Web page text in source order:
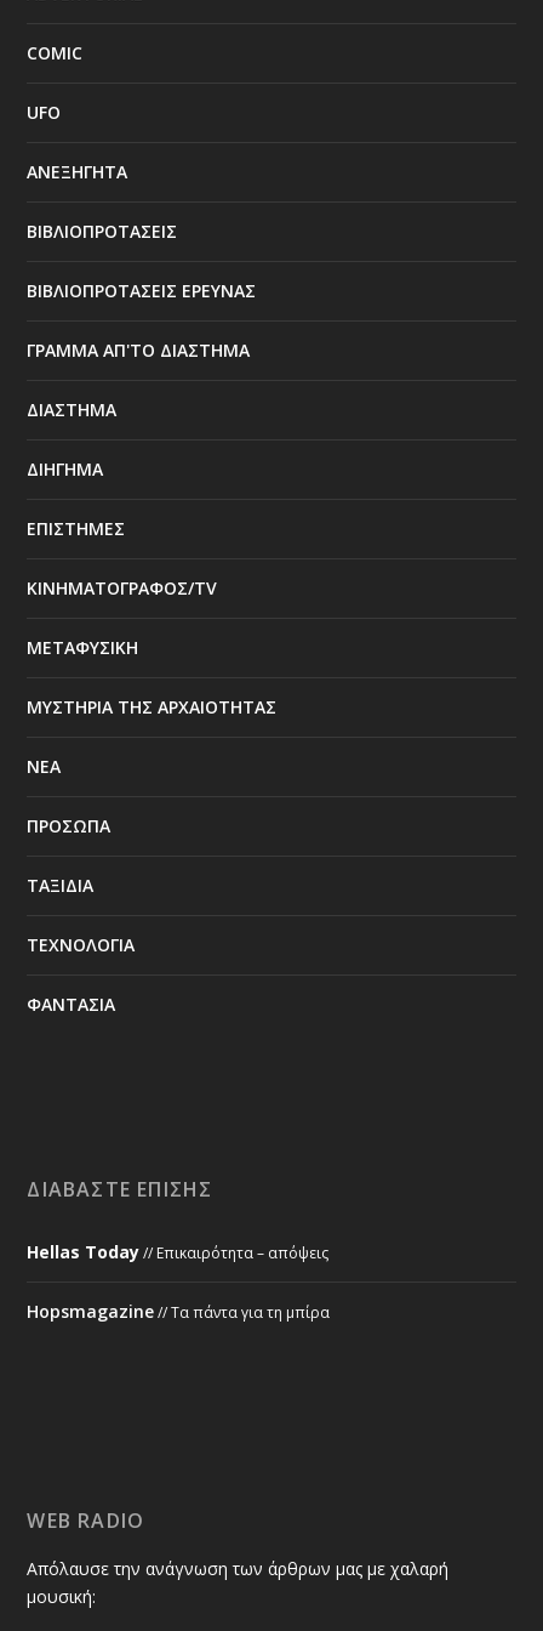
COMIC
UFO
ΑΝΕΞΗΓΗΤΑ
ΒΙΒΛΙΟΠΡΟΤΑΣΕΙΣ
ΒΙΒΛΙΟΠΡΟΤΑΣΕΙΣ ΕΡΕΥΝΑΣ
ΓΡΑΜΜΑ ΑΠ'ΤΟ ΔΙΑΣΤΗΜΑ
ΔΙΑΣΤΗΜΑ
ΔΙΗΓΗΜΑ
ΕΠΙΣΤΗΜΕΣ
ΚΙΝΗΜΑΤΟΓΡΑΦΟΣ/TV
ΜΕΤΑΦΥΣΙΚΗ
ΜΥΣΤΗΡΙΑ ΤΗΣ ΑΡΧΑΙΟΤΗΤΑΣ
ΝΕΑ
ΠΡΟΣΩΠΑ
ΤΑΞΙΔΙΑ
ΤΕΧΝΟΛΟΓΙΑ
ΦΑΝΤΑΣΙΑ
ΔΙΑΒΆΣΤΕ ΕΠΊΣΗΣ
Hellas Today// Επικαιρότητα – απόψεις
Hopsmagazine// Τα πάντα για τη μπίρα
WEB RADIO
Απόλαυσε την ανάγνωση των άρθρων μας με χαλαρή
μουσική: